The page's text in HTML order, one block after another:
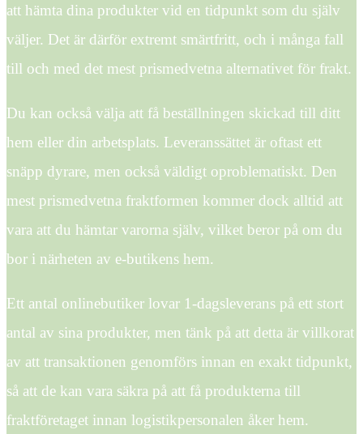
att hämta dina produkter vid en tidpunkt som du själv
väljer. Det är därför extremt smärtfritt, och i många fall
till och med det mest prismedvetna alternativet för frakt.
Du kan också välja att få beställningen skickad till ditt
hem eller din arbetsplats. Leveranssättet är oftast ett
snäpp dyrare, men också väldigt oproblematiskt. Den
mest prismedvetna fraktformen kommer dock alltid att
vara att du hämtar varorna själv, vilket beror på om du
bor i närheten av e-butikens hem.
Ett antal onlinebutiker lovar 1-dagsleverans på ett stort
antal av sina produkter, men tänk på att detta är villkorat
av att transaktionen genomförs innan en exakt tidpunkt,
så att de kan vara säkra på att få produkterna till
fraktföretaget innan logistikpersonalen åker hem.